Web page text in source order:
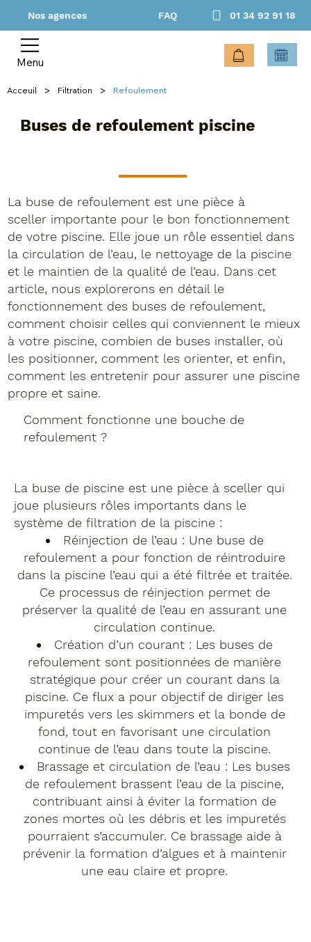
Nos agences FAQ 01 34 92 91 18
Menu
Acceuil > Filtration > Refoulement
Buses de refoulement piscine
La buse de refoulement est une pièce à
sceller importante pour le bon fonctionnement
de votre piscine. Elle joue un rôle essentiel dans
la circulation de l’eau, le nettoyage de la piscine
et le maintien de la qualité de l’eau. Dans cet
article, nous explorerons en détail le
fonctionnement des buses de refoulement,
comment choisir celles qui conviennent le mieux
à votre piscine, combien de buses installer, où
les positionner, comment les orienter, et enfin,
comment les entretenir pour assurer une piscine
propre et saine.
Comment fonctionne une bouche de
refoulement ?
La buse de piscine est une pièce à sceller qui
joue plusieurs rôles importants dans le
système de filtration de la piscine :
Réinjection de l’eau : Une buse de
refoulement a pour fonction de réintroduire
dans la piscine l’eau qui a été filtrée et traitée.
Ce processus de réinjection permet de
préserver la qualité de l’eau en assurant une
circulation continue.
Création d’un courant : Les buses de
refoulement sont positionnées de manière
stratégique pour créer un courant dans la
piscine. Ce flux a pour objectif de diriger les
impuretés vers les skimmers et la bonde de
fond, tout en favorisant une circulation
continue de l’eau dans toute la piscine.
Brassage et circulation de l’eau : Les buses
de refoulement brassent l’eau de la piscine,
contribuant ainsi à éviter la formation de
zones mortes où les débris et les impuretés
pourraient s’accumuler. Ce brassage aide à
prévenir la formation d’algues et à maintenir
une eau claire et propre.